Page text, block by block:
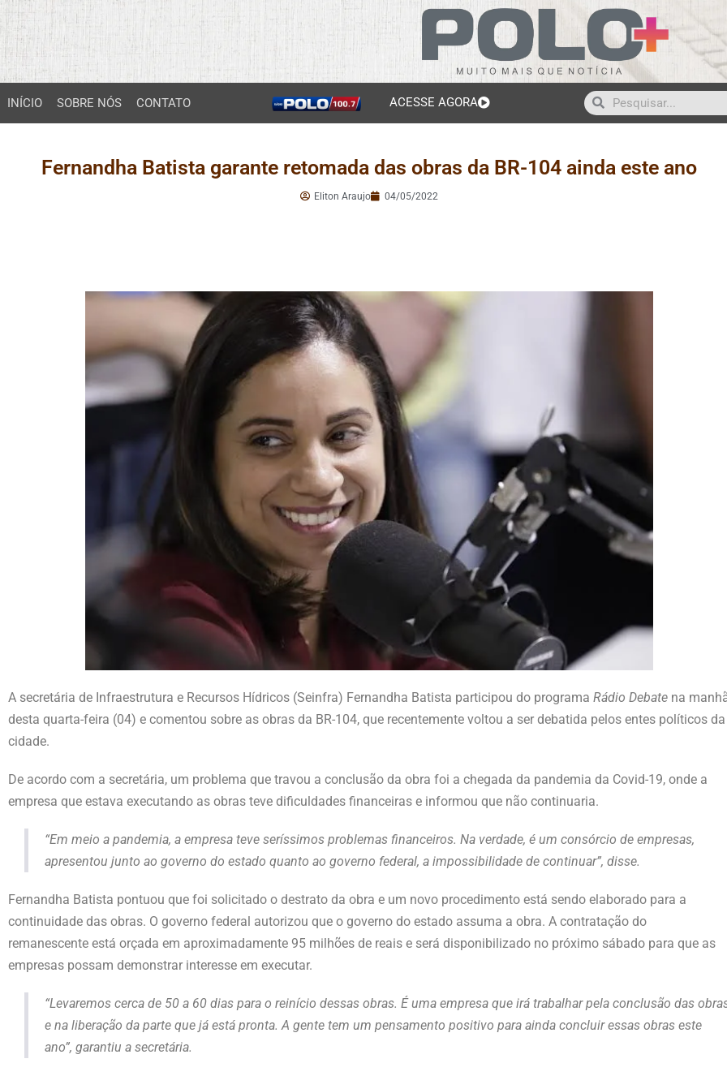
INÍCIO SOBRE NÓS CONTATO ACESSE AGORA
Fernandha Batista garante retomada das obras da BR-104 ainda este ano
Eliton Araujo 04/05/2022
A secretária de Infraestrutura e Recursos Hídricos (Seinfra) Fernandha Batista participou do programa Rádio Debate na
desta quarta-feira (04) e comentou sobre as obras da BR-104, que recentemente voltou a ser debatida pelos entes políticos da
cidade.
De acordo com a secretária, um problema que travou a conclusão da obra foi a chegada da pandemia da Covid-19, onde a
empresa que estava executando as obras teve dificuldades financeiras e informou que não continuaria.
“Em meio a pandemia, a empresa teve seríssimos problemas financeiros. Na verdade, é um consórcio de empresas,
apresentou junto ao governo do estado quanto ao governo federal, a impossibilidade de continuar”, disse.
Fernandha Batista pontuou que foi solicitado o destrato da obra e um novo procedimento está sendo elaborado para a
continuidade das obras. O governo federal autorizou que o governo do estado assuma a obra. A contratação do
remanescente está orçada em aproximadamente 95 milhões de reais e será disponibilizado no próximo sábado para que as
empresas possam demonstrar interesse em executar.
“Levaremos cerca de 50 a 60 dias para o reinício dessas obras. É uma empresa que irá trabalhar pela conclusão das
e na liberação da parte que já está pronta. A gente tem um pensamento positivo para ainda concluir essas obras este
ano”, garantiu a secretária.